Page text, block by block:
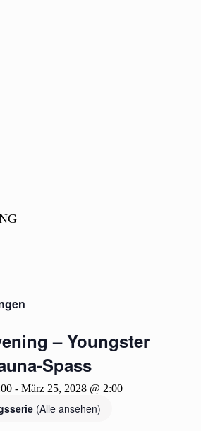
– Youngster
Spass
- März 25, 2028 @ 2:00
(Alle ansehen)